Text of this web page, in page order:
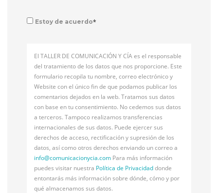
Estoy de acuerdo*
El TALLER DE COMUNICACIÓN Y CÍA es el responsable
del tratamiento de los datos que nos proporcione. Este
formulario recopila tu nombre, correo electrónico y
Website con el único fin de que podamos publicar los
comentarios dejados en la web. Tratamos sus datos
con base en tu consentimiento. No cedemos sus datos
a terceros. Tampoco realizamos transferencias
internacionales de sus datos. Puede ejercer sus
derechos de acceso, rectificación y supresión de los
datos, así como otros derechos enviando un correo a
info@comunicacionycia.com Para más información
puedes visitar nuestra Política de Privacidaddonde
entontarás más información sobre dónde, cómo y por
qué almacenamos sus datos.